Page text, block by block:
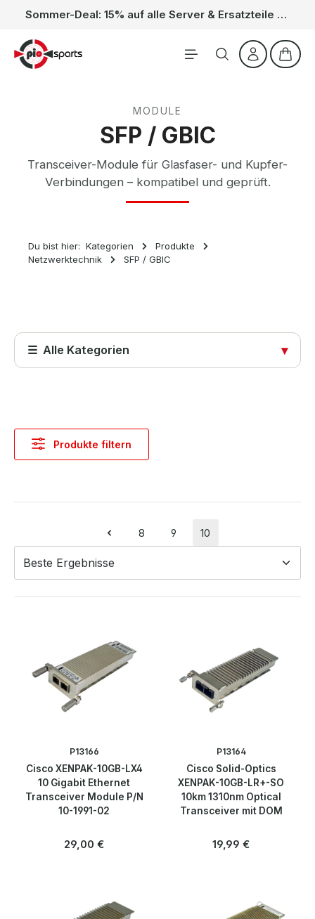
Zum Hauptinhalt springen Sommer-Deal: 15% auf alle Server & Ersatzteile – Kein Code nötig, der Rabatt wird automatisch im Warenkorb abgezogen. Gültig vom 01.06. bis 31.08.
MODULE
SFP / GBIC
Transceiver-Module für Glasfaser- und Kupfer-
Verbindungen – kompatibel und geprüft.
Du bist hier: Kategorien
Produkte
Netzwerktechnik
SFP / GBIC
☰ Alle Kategorien ▾
Produkte
Abdeckungen
Kabel & Adapter
Komponenten & Ersatzteile
Acces Points
Firewalls
Netzwerkkabel & Adapter
Netzwerkkarten
Patchpanels
Produkte filtern
Seite
8
Seite
9
Seite
10
P13166
Cisco XENPAK-10GB-LX4
10 Gigabit Ethernet
Transceiver Module P/N
10-1991-02
Regulärer Preis:
29,00 €
P13164
Cisco Solid-Optics
XENPAK-10GB-LR+-SO
10km 1310nm Optical
Transceiver mit DOM
Regulärer Preis:
19,99 €